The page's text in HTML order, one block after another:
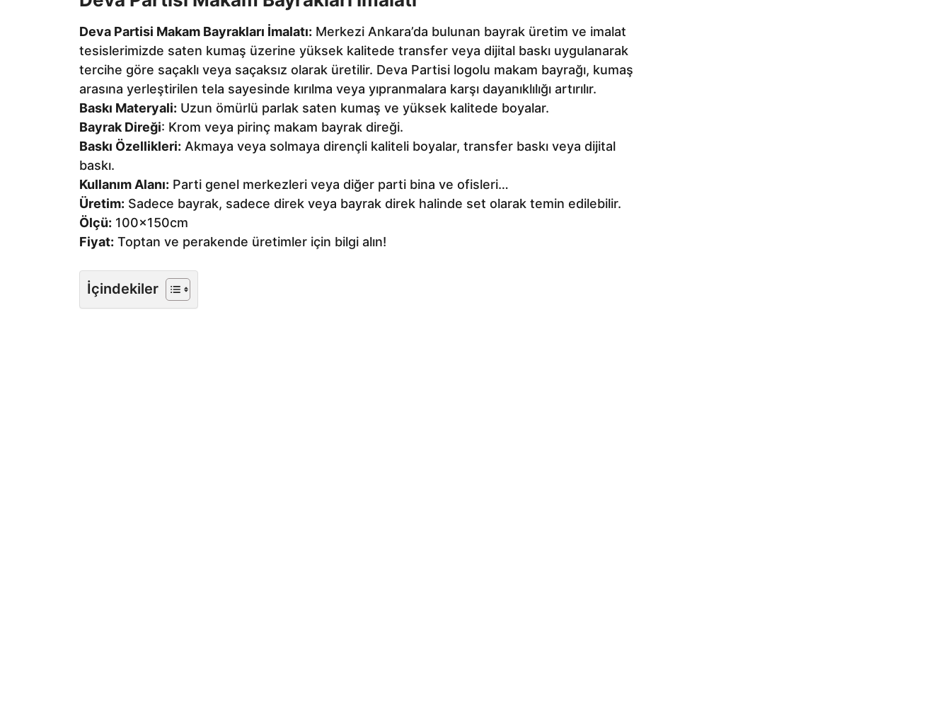
Deva Partisi Makam Bayrakları İmalatı: Merkezi Ankara’da bulunan bayrak üretim ve imalat
tesislerimizde saten kumaş üzerine yüksek kalitede transfer veya dijital baskı uygulanarak
tercihe göre saçaklı veya saçaksız olarak üretilir. Deva Partisi logolu makam bayrağı, kumaş
arasına yerleştirilen tela sayesinde kırılma veya yıpranmalara karşı dayanıklılığı artırılır.
Baskı Materyali: Uzun ömürlü parlak saten kumaş ve yüksek kalitede boyalar.
Bayrak Direği: Krom veya pirinç makam bayrak direği.
Baskı Özellikleri: Akmaya veya solmaya dirençli kaliteli boyalar, transfer baskı veya dijital
baskı.
Kullanım Alanı: Parti genel merkezleri veya diğer parti bina ve ofisleri…
Üretim: Sadece bayrak, sadece direk veya bayrak direk halinde set olarak temin edilebilir.
Ölçü: 100x150cm
Fiyat: Toptan ve perakende üretimler için bilgi alın!
İçindekiler